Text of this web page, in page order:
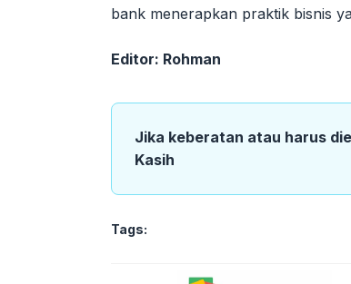
bank menerapkan praktik bisnis
Editor: Rohman
Jika keberatan atau harus
Kasih
Tags: